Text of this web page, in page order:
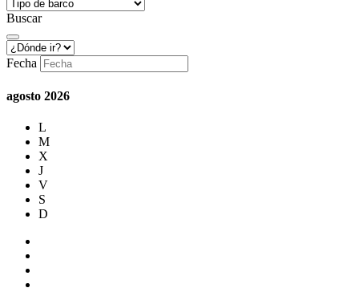
Buscar
Fecha
agosto 2026
L
M
X
J
V
S
D